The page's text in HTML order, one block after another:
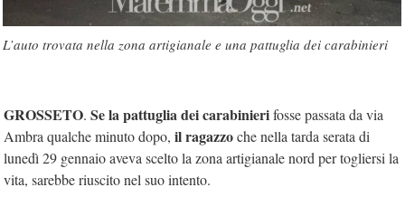
L’auto trovata nella zona artigianale e una pattuglia dei carabinieri
GROSSETO. Se la pattuglia dei carabinierifosse passata da via
Ambra qualche minuto dopo, il ragazzoche nella tarda serata di
lunedì 29 gennaio aveva scelto la zona artigianale nord per togliersi la
vita, sarebbe riuscito nel suo intento.